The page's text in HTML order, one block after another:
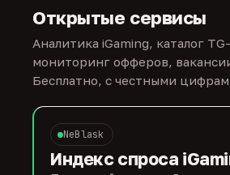
Открытые сервисы
Аналитика iGaming, каталог
мониторинг офферов,
Бесплатно, с честными
NeBlask
Индекс спроса